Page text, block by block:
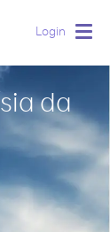
Login
da